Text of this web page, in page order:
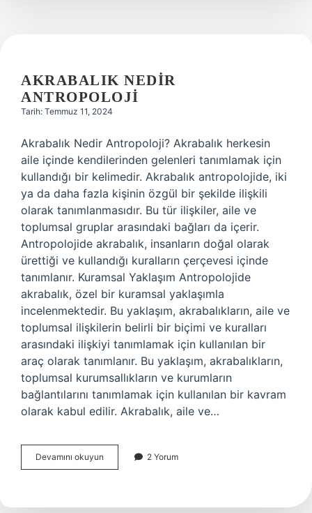
AKRABALIK NEDIR
ANTROPOLOJI
Tarih: Temmuz 11, 2024
Akrabalık Nedir Antropoloji? Akrabalık herkesin
aile içinde kendilerinden gelenleri tanımlamak için
kullandığı bir kelimedir. Akrabalık antropolojide, iki
ya da daha fazla kişinin özgül bir şekilde ilişkili
olarak tanımlanmasıdır. Bu tür ilişkiler, aile ve
toplumsal gruplar arasındaki bağları da içerir.
Antropolojide akrabalık, insanların doğal olarak
ürettiği ve kullandığı kuralların çerçevesi içinde
tanımlanır. Kuramsal Yaklaşım Antropolojide
akrabalık, özel bir kuramsal yaklaşımla
incelenmektedir. Bu yaklaşım, akrabalıkların, aile ve
toplumsal ilişkilerin belirli bir biçimi ve kuralları
arasındaki ilişkiyi tanımlamak için kullanılan bir
araç olarak tanımlanır. Bu yaklaşım, akrabalıkların,
toplumsal kurumsallıkların ve kurumların
bağlantılarını tanımlamak için kullanılan bir kavram
olarak kabul edilir. Akrabalık, aile ve…
Devamını okuyun Akrabalık
nedir
2 Yorum